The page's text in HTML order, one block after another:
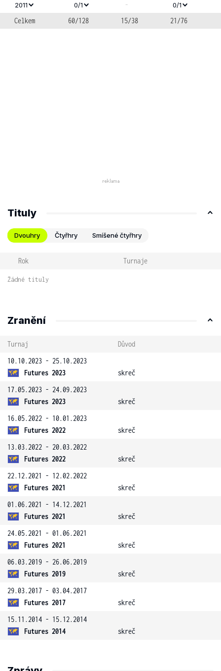
2011
0/1 - 0/1
Celkem 60/128 15/38 21/76
Tituly
Dvouhry Čtyřhry Smíšené čtyřhry
Rok Turnaje
Žádné tituly
Zranění
Turnaj
Důvod
10.10.2023 - 25.10.2023
Futures 2023
skreč
17.05.2023 - 24.09.2023
Futures 2023
skreč
16.05.2022 - 10.01.2023
Futures 2022
skreč
13.03.2022 - 20.03.2022
Futures 2022
skreč
22.12.2021 - 12.02.2022
Futures 2021
skreč
01.06.2021 - 14.12.2021
Futures 2021
skreč
24.05.2021 - 01.06.2021
Futures 2021
skreč
06.03.2019 - 26.06.2019
Futures 2019
skreč
29.03.2017 - 03.04.2017
Futures 2017
skreč
15.11.2014 - 15.12.2014
Futures 2014
skreč